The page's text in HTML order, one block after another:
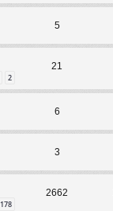
5
2
21
6
3
178
2662